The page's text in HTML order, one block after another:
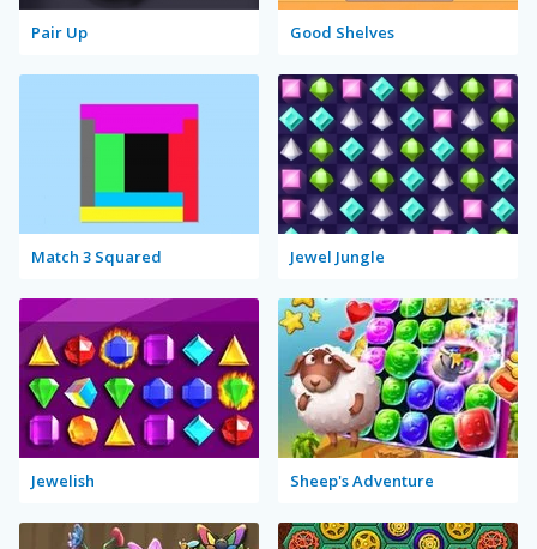
Pair Up Good Shelves
Match 3 Squared Jewel Jungle
Jewelish Sheep's Adventure